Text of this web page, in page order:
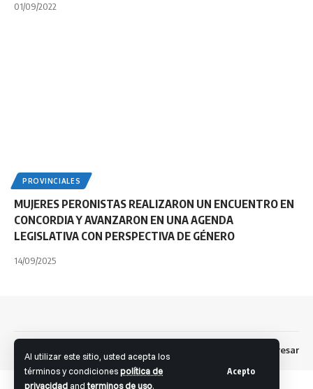
Al utilizar este sitio, usted acepta los
términos y condicionespolítica de
privacidad andterminos de uso.
Acepto
01/09/2022
PROVINCIALES
MUJERES PERONISTAS REALIZARON UN ENCUENTRO EN
CONCORDIA Y AVANZARON EN UNA AGENDA
LEGISLATIVA CON PERSPECTIVA DE GÉNERO
14/09/2025
Ingresar